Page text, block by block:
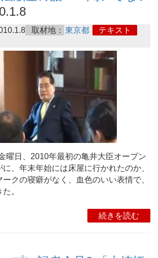
取材地： 東京都
テキスト
曜日、2010年最初の亀井大臣オープン
、年末年始には床屋に行かれたのか、
クの寝癖がなく、血色のいい表情で、
。
続きを読む